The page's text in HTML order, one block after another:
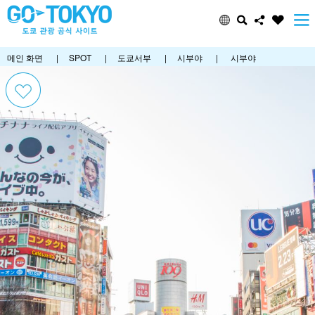
메인 화면 | SPOT | 도쿄서부 | 시부야 | 시부야